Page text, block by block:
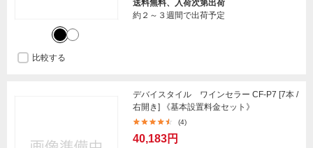
送料無料、入荷次第出荷
約２～３週間で出荷予定
比較する
デバイスタイル ワインセラー CF-P7 [7本 /
右開き] 《基本設置料金セット》
(4)
40,183円